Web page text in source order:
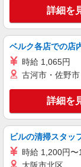
詳細を
ベルク各店での店
時給 1,065円
古河市・佐野
詳細を
ビルの清掃スタッ
時給 1,200円〜